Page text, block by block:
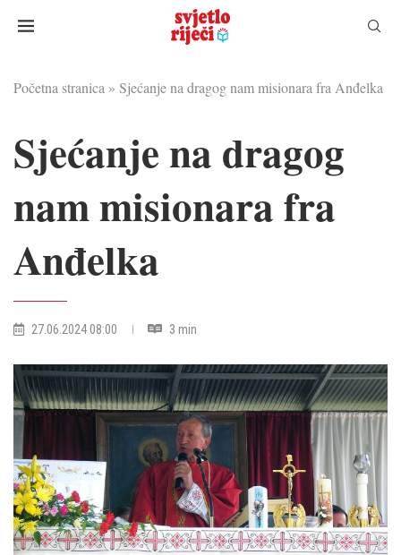
Početna stranica » Sjećanje na dragog nam misionara fra Anđelka
Sjećanje na dragog
nam misionara fra
Anđelka
27.06.2024 08:00 3 min